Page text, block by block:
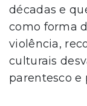
décadas e
como forma
violência,
culturais
parentesco e